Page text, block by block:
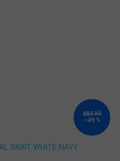
883 Kč
–49 %
SKIRT WHITE NAVY